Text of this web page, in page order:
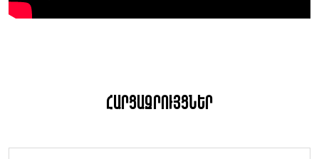
Հարցազրույցներ